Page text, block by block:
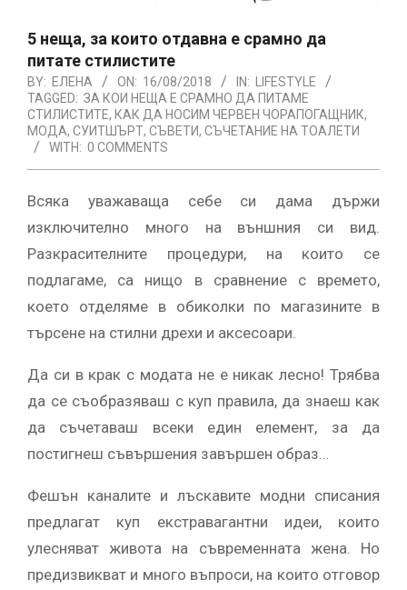
5 неща, за които отдавна е срамно да
питате стилистите
BY: ЕЛЕНА ON: 16/08/2018 IN:
LIFESTYLE
TAGGED: ЗА КОИ НЕЩА Е СРАМНО ДА ПИТАМЕ
СТИЛИСТИТЕ, КАК ДА НОСИМ ЧЕРВЕН ЧОРАПОГАЩНИК,
МОДА, СУИТШЪРТ, СЪВЕТИ, СЪЧЕТАНИЕ НА ТОАЛЕТИ
WITH: 0 COMMENTS
Всяка уважаваща себе си дама държи
изключително много на външния си вид.
Разкрасителните процедури, на които се
подлагаме, са нищо в сравнение с времето,
което отделяме в обиколки по магазините в
търсене на стилни дрехи и аксесоари.
Да си в крак с модата не е никак лесно! Трябва
да се съобразяваш с куп правила, да знаеш как
да съчетаваш всеки един елемент, за да
постигнеш съвършения завършен образ…
Фешън каналите и лъскавите модни списания
предлагат куп екстравагантни идеи, които
улесняват живота на съвременната жена. Но
предизвикват и много въпроси, на които отговор